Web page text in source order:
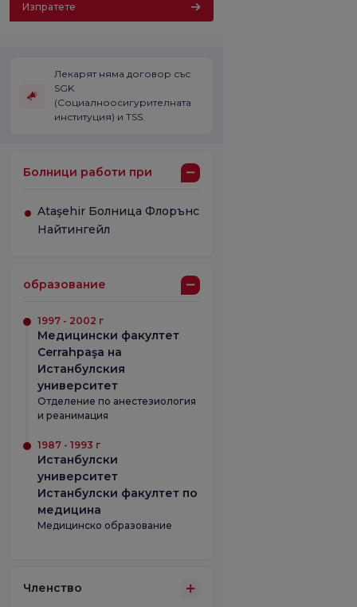
Изпратете
Лекарят няма договор със
SGK
(Социалноосигурителната
институция) и TSS.
Болници работи при
Ataşehir Болница Флорънс
Найтингейл
образование
1997 - 2002 г
Медицински факултет
Cerrahpaşa на
Истанбулския
университет
Отделение по анестезиология
и реанимация
1987 - 1993 г
Истанбулски
университет
Истанбулски факултет по
медицина
Медицинско образование
Членство